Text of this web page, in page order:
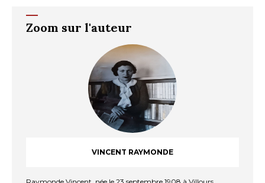
Zoom sur l'auteur
VINCENT RAYMONDE